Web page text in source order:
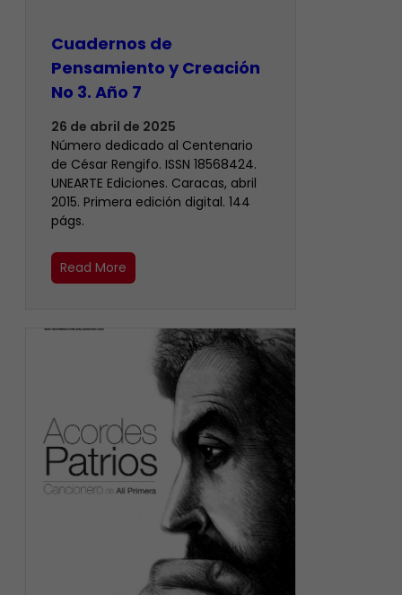
Cuadernos de
Pensamiento y Creación
No 3. Año 7
26 de abril de 2025
Número dedicado al Centenario
de César Rengifo. ISSN 18568424.
UNEARTE Ediciones. Caracas, abril
2015. Primera edición digital. 144
págs.
Read More